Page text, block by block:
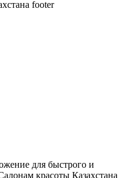
для быстрого и
красоты Казахстана